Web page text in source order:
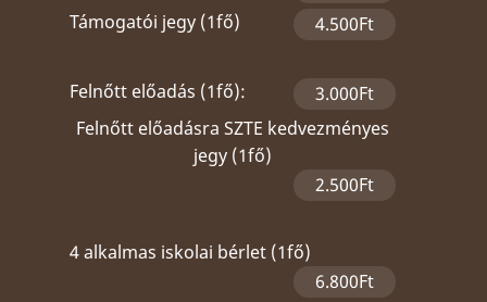
Támogatói jegy (1fő)
4.500Ft
Felnőtt előadás (1fő):
3.000Ft
Felnőtt előadásra SZTE kedvezményes
jegy (1fő)
2.500Ft
4 alkalmas iskolai bérlet (1fő)
6.800Ft